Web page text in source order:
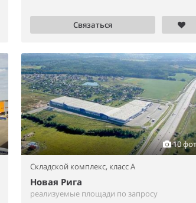
Связаться
10
Складской комплекс, класс A
Новая Рига
реализуемые площади по запросу